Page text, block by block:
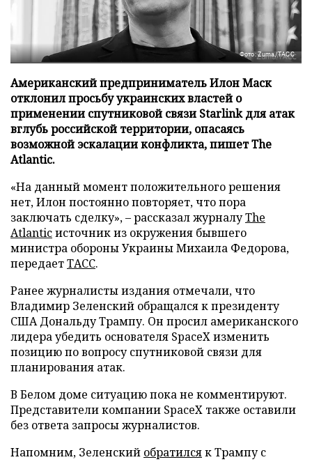
Фото: Zuma/ТАСС
Американский предприниматель Илон Маск
отклонил просьбу украинских властей о
применении спутниковой связи Starlink для атак
вглубь российской территории, опасаясь
возможной эскалации конфликта, пишет The
Atlantic.
«На данный момент положительного решения
нет, Илон постоянно повторяет, что пора
заключать сделку», – рассказал журналуThe
Atlanticисточник из окружения бывшего
министра обороны Украины Михаила Федорова,
передаетТАСС.
Ранее журналисты издания отмечали, что
Владимир Зеленский обращался к президенту
США Дональду Трампу. Он просил американского
лидера убедить основателя SpaceX изменить
позицию по вопросу спутниковой связи для
планирования атак.
В Белом доме ситуацию пока не комментируют.
Представители компании SpaceX также оставили
без ответа запросы журналистов.
Напомним, Зеленский обратилсяк Трампу с